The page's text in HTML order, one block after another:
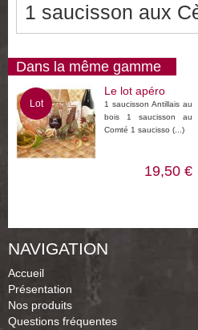
1 saucisson aux
Dans la même gamme
Le lot apéro
1 saucisson Antillais au
bois 1 saucisson au
Comté 1 saucisso (...)
19,50 €
Lot
NAVIGATION
Accueil
Présentation
Nos produits
Questions fréquentes